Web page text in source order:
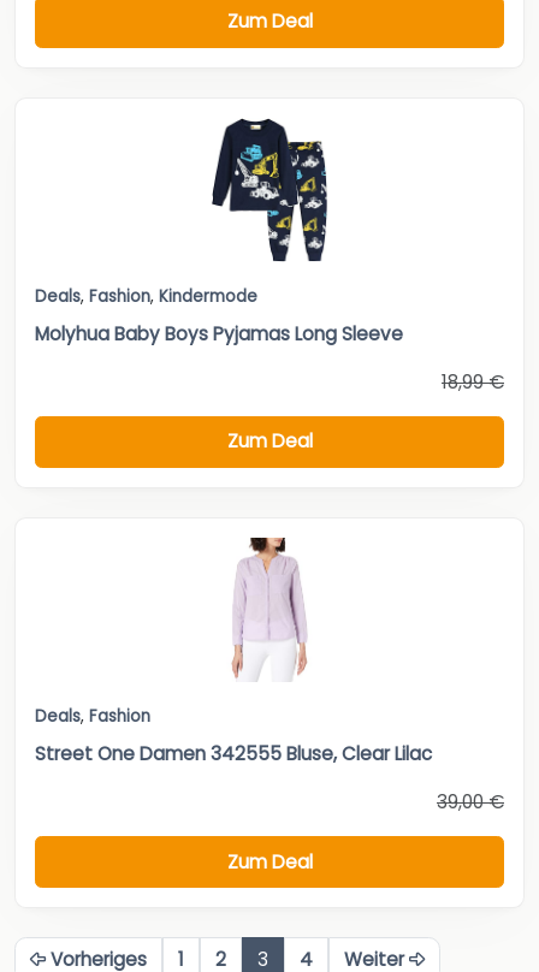
Zum Deal
Deals, Fashion, Kindermode
Molyhua Baby Boys Pyjamas Long Sleeve
18,99 €
Zum Deal
Deals, Fashion
Street One Damen 342555 Bluse, Clear Lilac
39,00 €
Zum Deal
Vorheriges 1 2 3 4 Weiter